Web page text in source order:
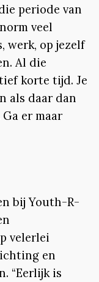
periode van
veel
werk, op jezelf
Al die
korte tijd. Je
als daar dan
er maar
bij Youth-R-
velerlei
en
“Eerlijk is